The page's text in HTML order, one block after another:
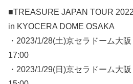
■TREASURE JAPAN TOUR
in KYOCERA DOME OSAKA
・2023/1/28(土)京セラドーム
17:00
・2023/1/29(日)京セラドーム